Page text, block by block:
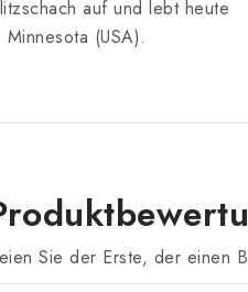
auf und lebt heute
Minnesota (USA).
Sie der Erste, der einen